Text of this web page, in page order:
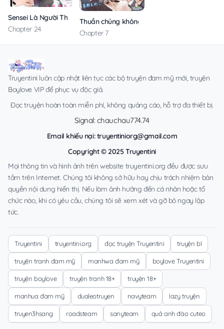
Sensei Là Người Thích Chơi Mông
Chapter 24
Thuần chủng không rung động
Chapter 7
Truyentini luôn cập nhật liên tục các bộ truyện đam mỹ mới, truyện
Boylove VIP để phục vụ độc giả.
Đọc truyện hoàn toàn miễn phí, không quảng cáo, hỗ trợ đa thiết bị.
Signal: chauchau774.74
Email khiếu nại:truyentiniorg@gmail.com
Copyright © 2025 Truyentini
Mọi thông tin và hình ảnh trên website truyentini.org đều được sưu
tầm trên Internet. Chúng tôi không sở hữu hay chịu trách nhiệm bản
quyền nội dung hiển thị. Nếu làm ảnh hưởng đến cá nhân hoặc tổ
chức nào, khi có yêu cầu, chúng tôi sẽ xem xét và gỡ bỏ ngay lập
tức.
Truyentini truyentini.org đọc truyện Truyentini truyện bl
truyện tranh đam mỹ manhwa đam mỹ boylove Truyentini
truyện boylove truyện tranh 18+ truyện 18+
manhua đam mỹ dualeotruyen navyteam lazy truyện
truyen3hsang roadsteam sanyteam quả anh đào cuteo